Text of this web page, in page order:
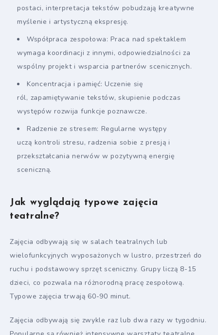
postaci, interpretacja tekstów pobudzają kreatywne
myślenie i artystyczną ekspresję.
Współpraca zespołowa: Praca nad spektaklem
wymaga koordinacji z innymi, odpowiedzialności za
wspólny projekt i wsparcia partnerów scenicznych.
Koncentracja i pamięć: Uczenie się
ról, zapamiętywanie tekstów, skupienie podczas
występów rozwija funkcje poznawcze.
Radzenie ze stresem: Regularne występy
uczą kontroli stresu, radzenia sobie z presją i
przekształcania nerwów w pozytywną energię
sceniczną.
Jak wyglądają typowe zajęcia
teatralne?
Zajęcia odbywają się w salach teatralnych lub
wielofunkcyjnych wyposażonych w lustro, przestrzeń do
ruchu i podstawowy sprzęt sceniczny. Grupy liczą 8-15
dzieci, co pozwala na różnorodną pracę zespołową.
Typowe zajęcia trwają 60-90 minut.
Zajęcia odbywają się zwykle raz lub dwa razy w tygodniu.